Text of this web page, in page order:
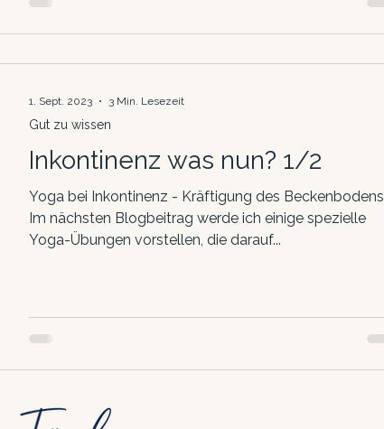
Inkontinenz was nun? 1/2
Yoga bei Inkontinenz - Kräftigung des Beckenbodens
Im nächsten Blogbeitrag werde ich einige spezielle
Yoga-Übungen vorstellen, die darauf...
Gut zu wissen
1. Sept. 2023 3 Min. Lesezeit